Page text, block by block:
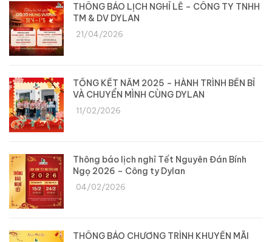
THÔNG BÁO LỊCH NGHỈ LỄ – CÔNG TY TNHH
TM & DV DYLAN
21/04/2026
TỔNG KẾT NĂM 2025 – HÀNH TRÌNH BỀN BỈ
VÀ CHUYỂN MÌNH CÙNG DYLAN
11/02/2026
Thông báo lịch nghỉ Tết Nguyên Đán Bính
Ngọ 2026 – Công ty Dylan
04/02/2026
THÔNG BÁO CHƯƠNG TRÌNH KHUYẾN MÃI